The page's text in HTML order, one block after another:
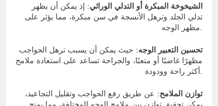
الشيخوخة المبكرة أو التدلي الوراثي: إذ يمكن أن يظهر
تدلي الجلد وترهل الأنسجة في سن مبكرة، مما يؤثر على
مظهر الوجه.
تحسين التعبير الوجه: حيث يمكن أن يسبب ترهل الحواجب
مظهرًا غاضبًا أو متعبًا، والجراحة تساعد على استعادة ملامح
أكثر راحة وودودة.
توازن الملامح: عن طريق رفع الحواجب وتقليل التجاعيد،